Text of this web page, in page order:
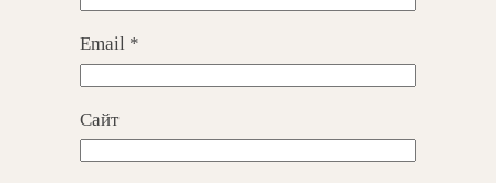
Email *
Сайт